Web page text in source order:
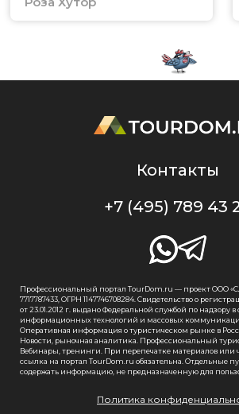
Контакты
+7 (495) 789 43
Профессиональный портал TourDom.ru — проект ООО
7717787433, ОГРН 1147746708284. Свидетельство о
от 23.01.2012 г. выдано Федеральной службой по надзору в
информационных технологий и массовых
Оперативная информация о туристическом рынке в
Новости, рыночная аналитика. Профессиональный
Вебинары, тренинги. При перепечатке материалов или
ссылка на портал TourDom.ru обязательна. Отдельные
содержать информацию, не предназначенную для
Политика